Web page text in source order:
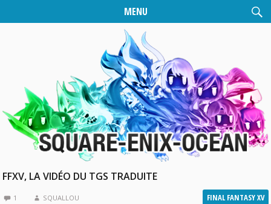
MENU
FFXV, LA VIDÉO DU TGS TRADUITE
FINAL FANTASY XV
1 SQUALLOU